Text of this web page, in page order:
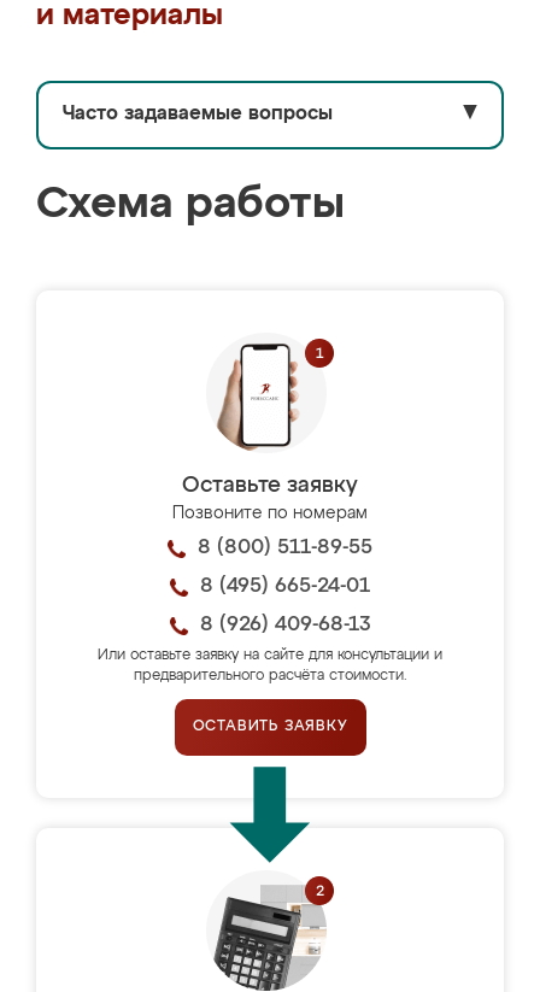
и материалы
Часто задаваемые вопросы ▼
Схема работы
Оставьте заявку
Позвоните по номерам
8 (800) 511-89-55
8 (495) 665-24-01
8 (926) 409-68-13
Или оставьте заявку на сайте для консультации и
предварительного расчёта стоимости.
ОСТАВИТЬ ЗАЯВКУ